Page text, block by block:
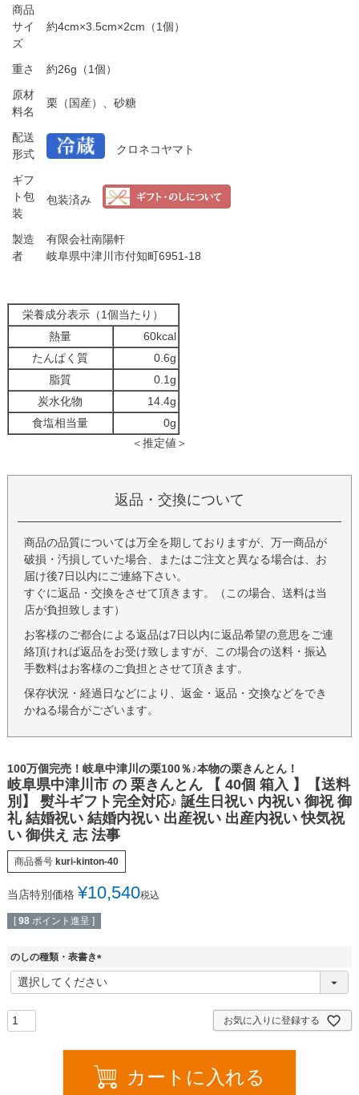
商品
サイ
ズ
約4cm×3.5cm×2cm（1個）
重さ
約26g（1個）
原材
料名
栗（国産）、砂糖
配送
形式
クロネコヤマト
ギフ
ト包
装
包装済み
製造
者
有限会社南陽軒
岐阜県中津川市付知町6951-18
栄養成分表示（1個当たり）
熱量
60kcal
たんぱく質
0.6g
脂質
0.1g
炭水化物
14.4g
食塩相当量
0g
＜推定値＞
返品・交換について
商品の品質については万全を期しておりますが、万一商品が
破損・汚損していた場合、またはご注文と異なる場合は、お
届け後7日以内にご連絡下さい。
すぐに返品・交換をさせて頂きます。（この場合、送料は当
店が負担致します）
お客様のご都合による返品は7日以内に返品希望の意思をご連
絡頂ければ返品をお受け致しますが、この場合の送料・振込
手数料はお客様のご負担とさせて頂きます。
保存状況・経過日などにより、返金・返品・交換などをでき
かねる場合がございます。
100万個完売！岐阜中津川の栗100％♪本物の栗きんとん！
岐阜県中津川市 の 栗きんとん 【 40個 箱入 】【送料
別】 熨斗ギフト完全対応♪ 誕生日祝い 内祝い 御祝 御
礼 結婚祝い 結婚内祝い 出産祝い 出産内祝い 快気祝
い 御供え 志 法事
商品番号 kuri-kinton-40
当店特別価格 ¥10,540税込
[ 98 ポイント進呈 ]
のしの種類・表書き
(
必
お気に入りに登録する
カートに入れる